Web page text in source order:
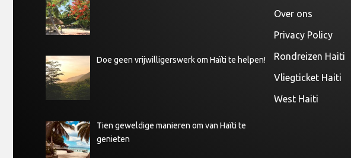
Doe geen vrijwilligerswerk om Haïti te helpen!
Tien geweldige manieren om van Haïti te
genieten
Over ons
Privacy Policy
Rondreizen Haiti
Vliegticket Haiti
West Haiti